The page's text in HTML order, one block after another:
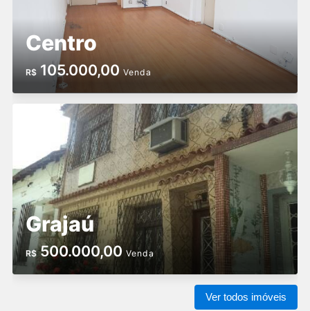
Centro
R$105.000,00Venda
Grajaú
R$500.000,00 Venda
Ver todos imóveis